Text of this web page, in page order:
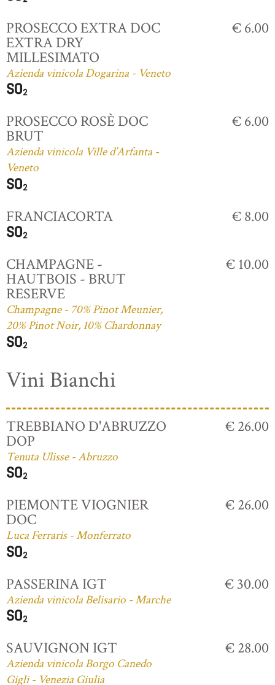
PROSECCO EXTRA DOC
EXTRA DRY
MILLESIMATO
Azienda vinicola Dogarina - Veneto
€ 6.00
PROSECCO ROSÈ DOC
BRUT
Azienda vinicola Ville d’Arfanta -
Veneto
€ 6.00
FRANCIACORTA € 8.00
CHAMPAGNE -
HAUTBOIS - BRUT
RESERVE
Champagne - 70% Pinot Meunier,
20% Pinot Noir, 10% Chardonnay
€ 10.00
Vini Bianchi
TREBBIANO D'ABRUZZO
DOP
Tenuta Ulisse - Abruzzo
€ 26.00
PIEMONTE VIOGNIER
DOC
Luca Ferraris - Monferrato
€ 26.00
PASSERINA IGT
Azienda vinicola Belisario - Marche
€ 30.00
SAUVIGNON IGT
Azienda vinicola Borgo Canedo
Gigli - Venezia Giulia
€ 28.00